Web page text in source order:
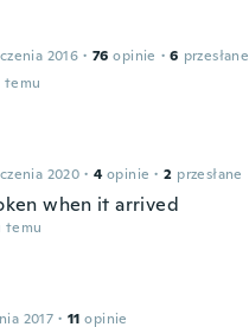
2016 · 76 opinie · 6 przesłane
temu
2020 · 4 opinie · 2 przesłane
when it arrived
temu
2017 · 11 opinie